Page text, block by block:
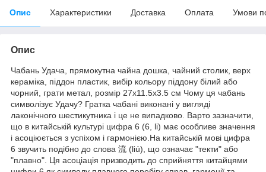
Опис Характеристики Доставка Оплата Умови
Опис
Чабань Удача, прямокутна чайна дошка, чайний столик, верх
кераміка, піддон пластик, вибір кольору піддону білий або
чорний, грати метал, розмір 27х11.5х3.5 см Чому ця чабань
символізує Удачу? Гратка чабані виконані у вигляді
лаконічного шестикутника і це не випадково. Варто зазначити,
що в китайській культурі цифра 6 (6, li) має особливе значення
і асоціюється з успіхом і гармонією.На китайській мові цифра
6 звучить подібно до слова 流 (liú), що означає "текти" або
"плавно". Ця асоціація призводить до сприйняття китайцями